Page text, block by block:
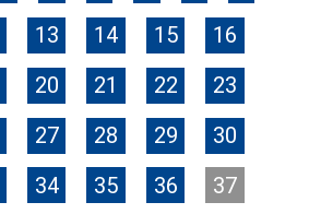
13 14 15
16
20 21 22
23
27 28 29
30
34 35 36
37